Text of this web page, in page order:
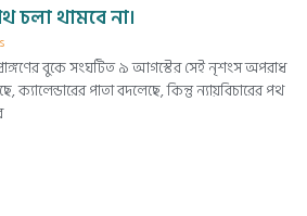
চলা থামবে না।
বুকে সংঘটিত ৯ আগস্টের সেই নৃশংস অপরাধ
পাতা বদলেছে, কিন্তু ন্যায়বিচারের পথ